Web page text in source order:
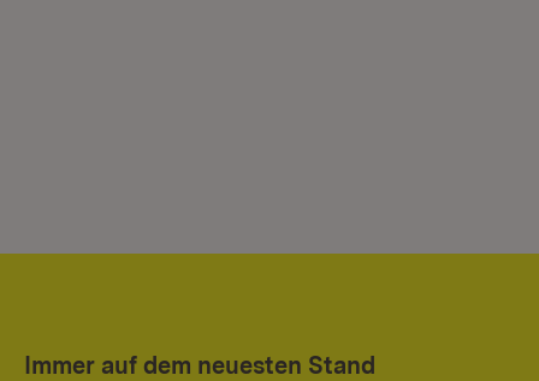
Immer auf dem neuesten Stand